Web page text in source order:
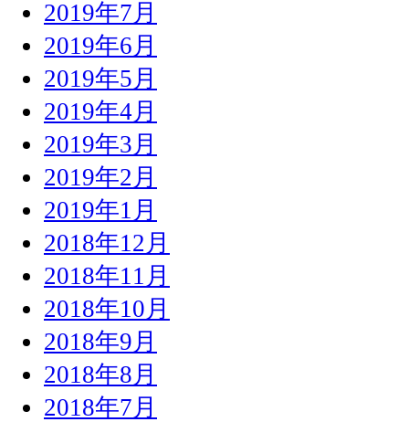
2019年7月
2019年6月
2019年5月
2019年4月
2019年3月
2019年2月
2019年1月
2018年12月
2018年11月
2018年10月
2018年9月
2018年8月
2018年7月